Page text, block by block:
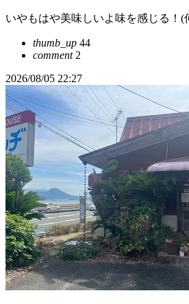
いやもはや美味しいよ味を感じる！(
thumb_up 44
comment2
2026/08/05 22:27